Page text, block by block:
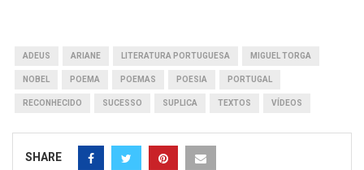
ADEUS ARIANE LITERATURA PORTUGUESA MIGUEL TORGA
NOBEL POEMA POEMAS POESIA PORTUGAL
RECONHECIDO SUCESSO SUPLICA TEXTOS VÍDEOS
SHARE